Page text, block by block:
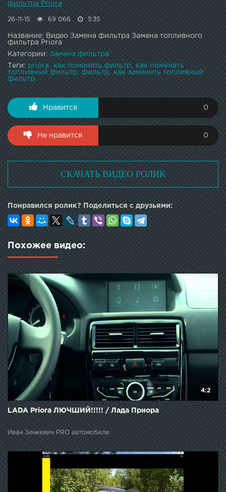
фильтра Priora
26-11-15 69 066 5:35
Название: Видео Замена фильтра Замена топливного
фильтра Priora
Категории:Замена фильтра
Теги: priora как поменять фильтр
как поменять
топливный фильтр
фильтр
как заменить топливный
фильтр
Нравится 0
Не нравится 0
СКАЧАТЬ ВИДЕО РОЛИК
Понравился ролик? Поделиться с друзьями:
Похожее видео:
4:2
LADA Priora ЛЮЧШИЙ!!!!! / Лада Приора
Иван Зенкевич PRO автомобили